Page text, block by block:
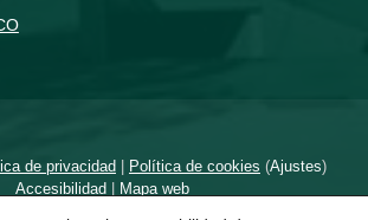
de privacidad| Política de cookies (Ajustes)
Accesibilidad | Mapa web